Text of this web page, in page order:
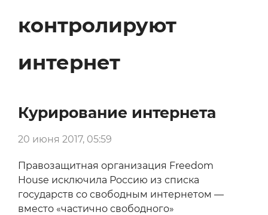
контролируют
интернет
Курирование интернета
20 июня 2017, 05:59
Правозащитная организация Freedom
House исключила Россию из списка
государств со свободным интернетом —
вместо «частично свободного»